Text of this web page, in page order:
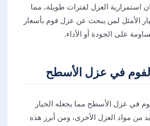
استمرارية العزل لفترات طويلة، مما
الأمثل لمن يبحث عن عزل فوم بأسعار
على الجودة أو الأداء.
في عزل الأسطح
في عزل الأسطح مما يجعله الخيار
من مواد العزل الأخرى، ومن أبرز هذه